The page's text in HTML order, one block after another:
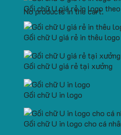
No products in the cart.
Gối chữ U giá rẻ in logo
Gối chữ U giá rẻ in thêu logo
Gối chữ U giá rẻ tại xưởng
Gối chữ U in logo
Gối chữ U in logo cho cá